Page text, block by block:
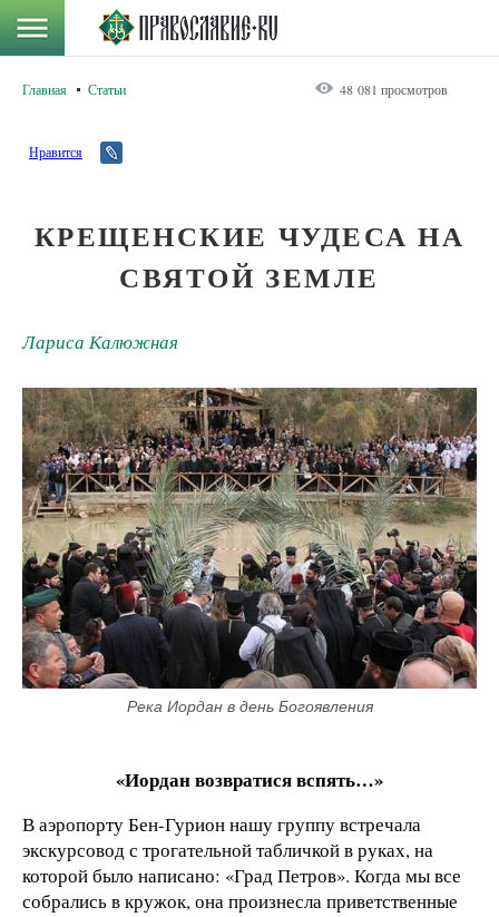
Главная Статьи 48 081 просмотров
Нравится
КРЕЩЕНСКИЕ ЧУДЕСА НА
СВЯТОЙ ЗЕМЛЕ
Лариса Калюжная
Река Иордан в день Богоявления
«Иордан возвратися вспять…»
В аэропорту Бен-Гурион нашу группу встречала
экскурсовод с трогательной табличкой в руках, на
которой было написано: «Град Петров». Когда мы все
собрались в кружок, она произнесла приветственные